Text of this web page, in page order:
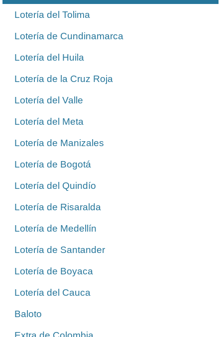
Lotería del Tolima
Lotería de Cundinamarca
Lotería del Huila
Lotería de la Cruz Roja
Lotería del Valle
Lotería del Meta
Lotería de Manizales
Lotería de Bogotá
Lotería del Quindío
Lotería de Risaralda
Lotería de Medellín
Lotería de Santander
Lotería de Boyaca
Lotería del Cauca
Baloto